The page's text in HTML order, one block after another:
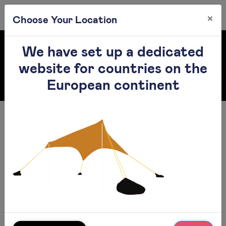
למה דווקא כן (!) ללכת על צבע כהה יותר לעומת צבע בהיר כשאתם
קונים אותנטיק?
בין אם ורוד אפרסק, לבן, כאמל, תכלת, טורקיז, אפור בהיר, כהה או
Choose Your Location ×
We have set up a dedicated
website for countries on the
European continent